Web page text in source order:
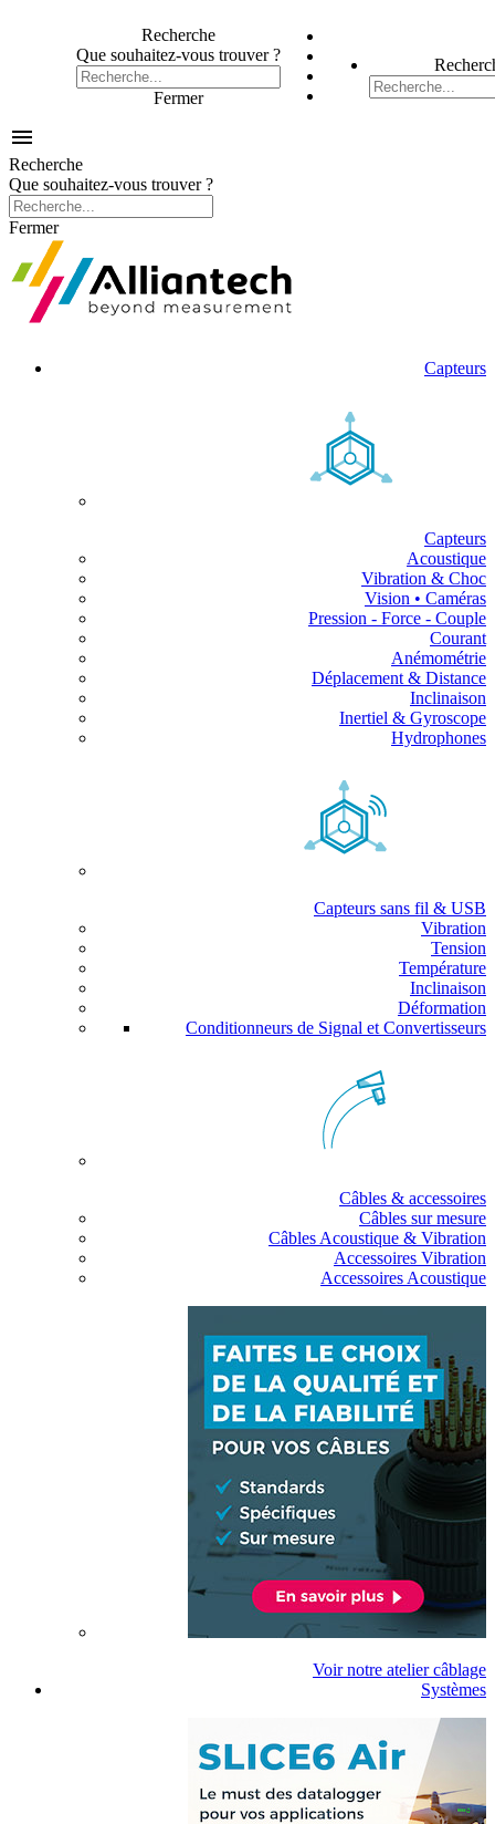
Recherche
Que souhaitez-vous trouver ?
Fermer

Recherche
Que souhaitez-vous trouver ?
Fermer
Capteurs
Capteurs
Acoustique
Vibration & Choc
Vision • Caméras
Pression - Force - Couple
Courant
Anémométrie
Déplacement & Distance
Inclinaison
Inertiel & Gyroscope
Hydrophones
Capteurs sans fil & USB
Vibration
Tension
Température
Inclinaison
Déformation
Conditionneurs de Signal et Convertisseurs
Câbles & accessoires
Câbles sur mesure
Câbles Acoustique & Vibration
Accessoires Vibration
Accessoires Acoustique
Voir notre atelier câblage
Systèmes